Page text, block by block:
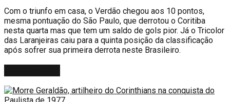
Com o triunfo em casa, o Verdão chegou aos 10 pontos,
mesma pontuação do São Paulo, que derrotou o Coritiba
nesta quarta mas que tem um saldo de gols pior. Já o Tricolor
das Laranjeiras caiu para a quinta posição da classificação
após sofrer sua primeira derrota neste Brasileiro.